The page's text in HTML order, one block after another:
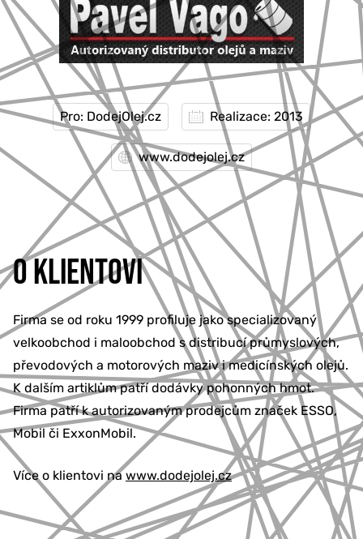
Pro: DodejOlej.cz Realizace: 2013
www.dodejolej.cz
O KLIENTOVI
Firma se od roku 1999 profiluje jako specializovaný
velkoobchod i maloobchod s distribucí průmyslových,
převodových a motorových maziv i medicínských olejů.
K dalším artiklům patří dodávky pohonných hmot.
Firma patří k autorizovaným prodejcům značek ESSO,
Mobil či ExxonMobil.
Více o klientovi nawww.dodejolej.cz